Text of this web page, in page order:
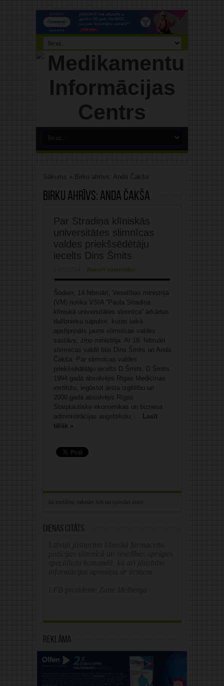
Sākums » Birku ahrīvs: Anda Čakša
Birku ahrīvs: Anda Čakša
Par Stradiņa klīniskās
universitātes slimnīcas
valdes priekšsēdētāju
iecelts Dins Šmits
Rakstīt komentāru
Šodien, 14.februārī, Veselības ministrijā
(VM) notika VSIA “Paula Stradiņa
klīniskā universitātes slimnīca” ārkārtas
dalībnieku sapulce, kuras laikā
apstiprināts jauns slimnīcas valdes
sastāvs, ziņo ministrija. Ar 18. februāri
slimnīcas valdē būs Dins Šmits un Anda
Čakša. Par slimnīcas valdes
priekšsēdētāju iecelts D.Šmits. D.Šmits
1994.gadā absolvējis Rīgas Medicīnas
institūtu, iegūstot ārsta izglītību un
2000.gadā absolvējis Rīgas
Starptautisko ekonomikas un biznesa
administrācijas augstskolu, ... Lasīt
tālāk »
Dienas citāts
Reklāma